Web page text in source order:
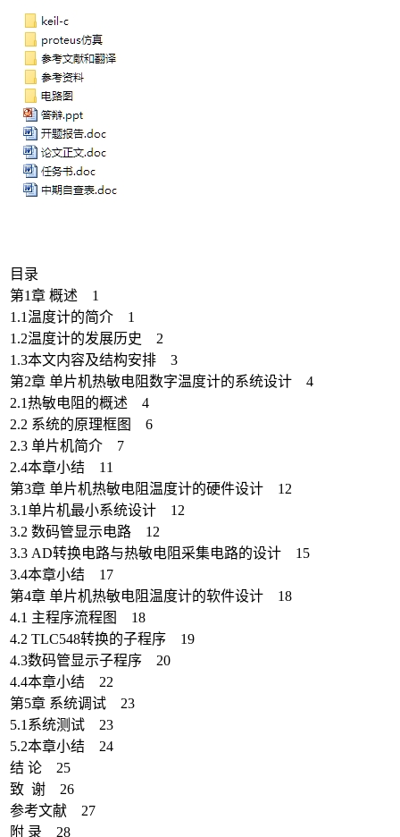
目录
第1章 概述 1
1.1温度计的简介 1
1.2温度计的发展历史 2
1.3本文内容及结构安排 3
第2章 单片机热敏电阻数字温度计的系统设计 4
2.1热敏电阻的概述 4
2.2 系统的原理框图 6
2.3 单片机简介 7
2.4本章小结 11
第3章 单片机热敏电阻温度计的硬件设计 12
3.1单片机最小系统设计 12
3.2 数码管显示电路 12
3.3 AD转换电路与热敏电阻采集电路的设计 15
3.4本章小结 17
第4章 单片机热敏电阻温度计的软件设计 18
4.1 主程序流程图 18
4.2 TLC548转换的子程序 19
4.3数码管显示子程序 20
4.4本章小结 22
第5章 系统调试 23
5.1系统测试 23
5.2本章小结 24
结 论 25
致 谢 26
参考文献 27
附 录 28